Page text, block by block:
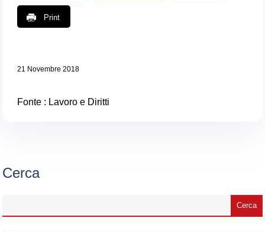
Print
21 Novembre 2018
Fonte : Lavoro e Diritti
Cerca